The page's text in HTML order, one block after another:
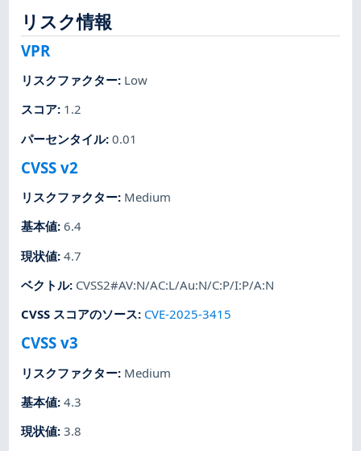
リスク情報
VPR
リスクファクター: Low
スコア: 1.2
パーセンタイル:0.01
CVSS v2
リスクファクター: Medium
基本値:6.4
現状値:4.7
ベクトル: CVSS2#AV:N/AC:L/Au:N/C:P/I:P/A:N
CVSS スコアのソース: CVE-2025-3415
CVSS v3
リスクファクター: Medium
基本値:4.3
現状値:3.8